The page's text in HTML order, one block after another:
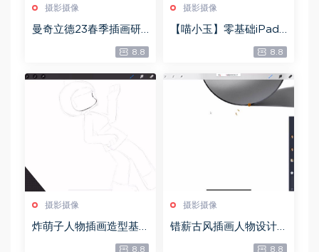
摄影摄像
曼奇立德23春季插画研
修班（10节），百度网
8.8
摄影摄像
【喵小玉】零基础iPad
绘画班，百度网盘(6.31
8.8
摄影摄像
炸萌子人物插画造型基
础第5期，百度网盘(14.1
8.8
摄影摄像
错薪古风插画人物设计
系统课2023【画质超清
8.8